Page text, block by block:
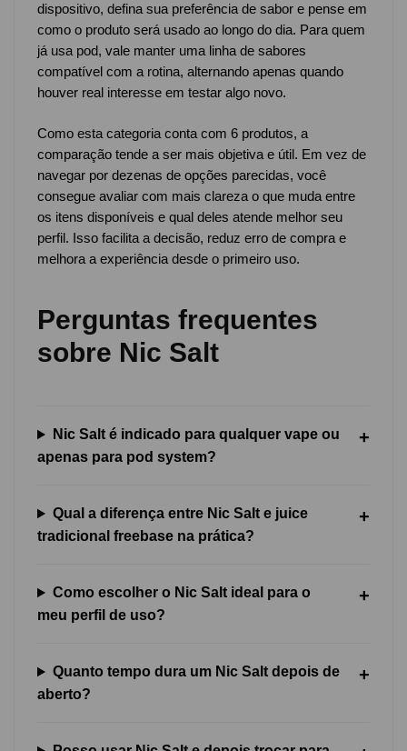
dispositivo, defina sua preferência de sabor e pense em
como o produto será usado ao longo do dia. Para quem
já usa pod, vale manter uma linha de sabores
compatível com a rotina, alternando apenas quando
houver real interesse em testar algo novo.
Como esta categoria conta com 6 produtos, a
comparação tende a ser mais objetiva e útil. Em vez de
navegar por dezenas de opções parecidas, você
consegue avaliar com mais clareza o que muda entre
os itens disponíveis e qual deles atende melhor seu
perfil. Isso facilita a decisão, reduz erro de compra e
melhora a experiência desde o primeiro uso.
Perguntas frequentes
sobre Nic Salt
Nic Salt é indicado para qualquer vape ou
apenas para pod system?
Qual a diferença entre Nic Salt e juice
tradicional freebase na prática?
Como escolher o Nic Salt ideal para o
meu perfil de uso?
Quanto tempo dura um Nic Salt depois de
aberto?